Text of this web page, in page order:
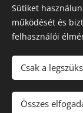
Várunk Téged/
Sütiket
működését és
felhasználói
Csak a
Összes